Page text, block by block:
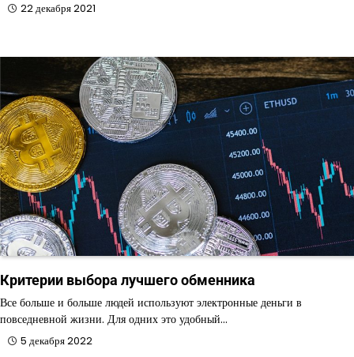
22 декабря 2021
Критерии выбора лучшего обменника
Все больше и больше людей используют электронные деньги в
повседневной жизни. Для одних это удобный…
5 декабря 2022